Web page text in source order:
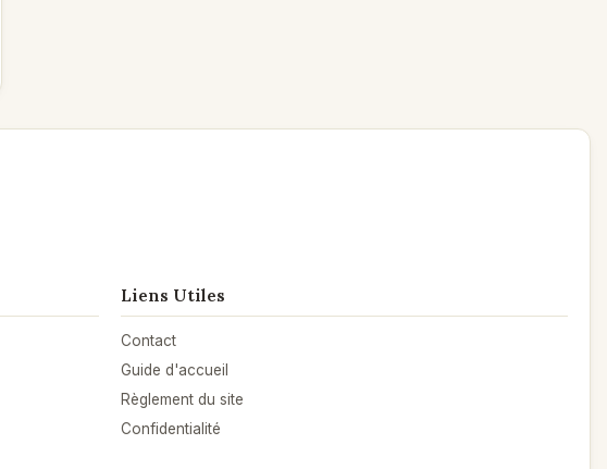
Liens Utiles
Contact
Guide d'accueil
Règlement du site
Confidentialité